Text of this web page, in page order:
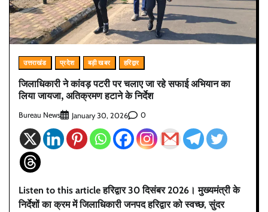
उत्तराखंड प्रदेश बड़ी खबर हरिद्वार
जिलाधिकारी ने कांवड़ पटरी पर चलाए जा रहे सफाई अभियान का
लिया जायजा, अतिक्रमण हटाने के निर्देश
Bureau News January 30, 2026 0
Listen to this article हरिद्वार 30 दिसंबर 2026। मुख्यमंत्री के
निर्देशों का क्रम में जिलाधिकारी जनपद हरिद्वार को स्वच्छ, सुंदर